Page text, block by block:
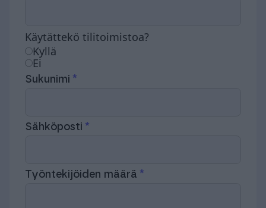
Käytättekö tilitoimistoa?
Kyllä
Ei
Sukunimi
Sähköposti
Työntekijöiden määrä